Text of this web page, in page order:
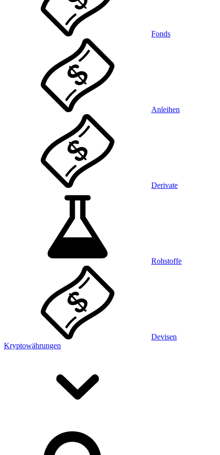
Fonds
Anleihen
Derivate
Rohstoffe
Devisen
Kryptowährungen